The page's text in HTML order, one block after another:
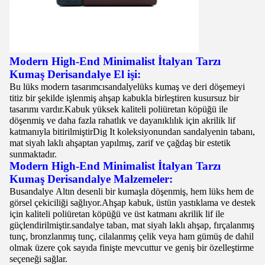
Modern High-End Minimalist İtalyan Tarzı
Kumaş Derisandalye El işi:
Bu lüks modern tasarımcısandalyelüks kumaş ve deri döşemeyi
titiz bir şekilde işlenmiş ahşap kabukla birleştiren kusursuz bir
tasarımı vardır.Kabuk yüksek kaliteli poliüretan köpüğü ile
döşenmiş ve daha fazla rahatlık ve dayanıklılık için akrilik lif
katmanıyla bitirilmiştirDig It koleksiyonundan sandalyenin tabanı,
mat siyah laklı ahşaptan yapılmış, zarif ve çağdaş bir estetik
sunmaktadır.
Modern High-End Minimalist İtalyan Tarzı
Kumaş Derisandalye Malzemeler:
Busandalye Altın desenli bir kumaşla döşenmiş, hem lüks hem de
görsel çekiciliği sağlıyor.Ahşap kabuk, üstün yastıklama ve destek
için kaliteli poliüretan köpüğü ve üst katmanı akrilik lif ile
güçlendirilmiştir.sandalye taban, mat siyah laklı ahşap, fırçalanmış
tunç, bronzlanmış tunç, cilalanmış çelik veya ham gümüş de dahil
olmak üzere çok sayıda finişte mevcuttur ve geniş bir özelleştirme
seçeneği sağlar.